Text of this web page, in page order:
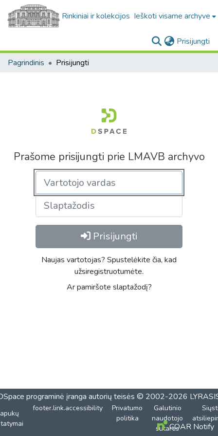
Rinkiniai ir kolekcijos Ieškoti visame archyve
Prisijungti
Pagrindinis Prisijungti
Prašome prisijungti prie LMAVB archyvo
Prisijungti
Naujas vartotojas? Spustelėkite čia, kad
užsiregistruotumėte.
Ar pamiršote slaptažodį?
programinė įranga autorių teisės © 2002-2026
footer.link.accessibility
Privatumo
politika
Galutinio
naudotojo
sutartisCOAR Notify